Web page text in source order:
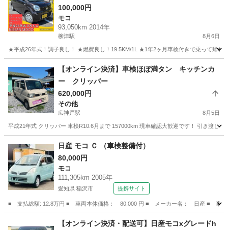
100,000円
モコ
93,050km 2014年
柳津駅 8月6日
★平成26年式！調子良し！ ★燃費良し！19.5KM/1L ★1年2ヶ月車検付きで乗って帰れ
柳津駅 モコ 燃費
【オンライン決済】車検ほぼ満タン キッチンカ
ー クリッパー
620,000円
その他
広神戸駅 8月5日
平成21年式 クリッパー 車検R10.6月まで 157000km 現車確認大歓迎です！ 引き渡し
広神戸駅 その他
日産 モコ Ｃ （車検整備付）
80,000円
モコ
111,305km 2005年
愛知県 稲沢市 提携サイト
■ 支払総額: 12.8万円 ■ 車両本体価格： 80,000 円 ■ メーカー名： 日産 ■
モコ
【オンライン決済・配送可】日産モコxグレードh